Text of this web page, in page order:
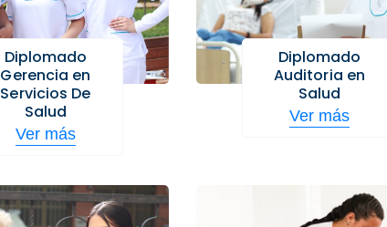
Diplomado
Gerencia en
Servicios De
Salud
Ver más
Diplomado
Auditoria en
Salud
Ver más